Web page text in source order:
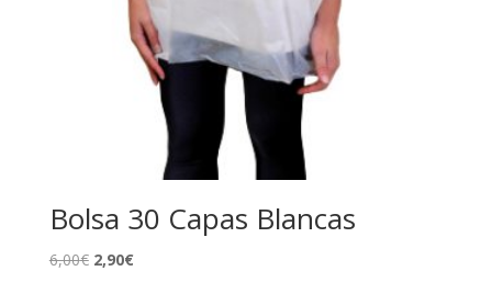
Bolsa 30 Capas Blancas
6,00€ El
2,90€El